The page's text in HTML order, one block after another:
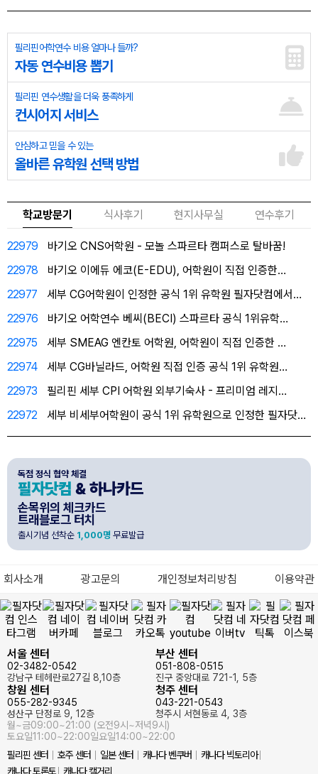
필리핀어학연수 비용 얼마나 들까?
자동 연수비용 뽑기
필리핀 연수생활을 더욱 풍족하게
컨시어지 서비스
안심하고 믿을 수 있는
올바른 유학원 선택 방법
학교방문기 식사후기 현지사무실 연수후기
22979
바기오 CNS어학원 - 모놀 스파르타 캠퍼스로 탈바꿈!
22978
바기오 이에듀 에코(E-EDU), 어학원이 직접 인증한…
22977
세부 CG어학원이 인정한 공식 1위 유학원 필자닷컴에서…
22976
바기오 어학연수 베씨(BECI) 스파르타 공식 1위유학…
22975
세부 SMEAG 엔칸토 어학원, 어학원이 직접 인증한 …
22974
세부 CG바닐라드, 어학원 직접 인증 공식 1위 유학원…
22973
필리핀 세부 CPI 어학원 외부기숙사 - 프리미엄 레지…
22972
세부 비세부어학원이 공식 1위 유학원으로 인정한 필자닷…
필자닷컴 & 하나카드
독점 정식 협약 체결
손목위의 체크카드
트래블로그 터치
출시기념 선착순 1,000명 무료발급
회사소개 광고문의 개인정보처리방침 이용약관
서울 센터
02-3482-0542
강남구 테헤란로27길 8,10층
부산 센터
051-808-0515
진구 중앙대로 721-1, 5층
창원 센터
055-282-9345
성산구 단정로 9, 12층
청주 센터
043-221-0543
청주시 서현동로 4, 3층
월~금09:00~21:00 (오전9시~저녁9시)
토요일11:00~22:00일요일14:00~22:00
필리핀 센터
호주 센터 일본 센터 캐나다 벤쿠버
캐나다 빅토리아
캐나다 토론토
캐나다 캘거리